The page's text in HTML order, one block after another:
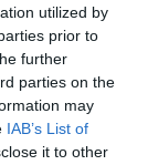
utilized by
prior to
further
parties on the
may
IAB’s List of
it to other
elleni
kell a